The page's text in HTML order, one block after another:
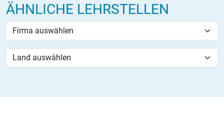
ÄHNLICHE LEHRSTELLEN